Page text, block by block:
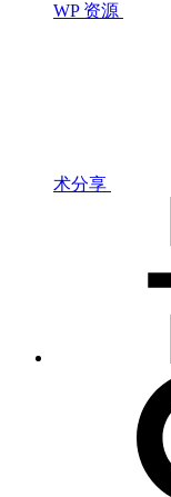
WP 资源
术分享